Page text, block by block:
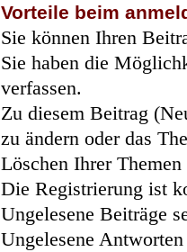
Vorteile beim
Sie können Ihren
Sie haben die
verfassen.
Zu diesem Beitrag
zu ändern oder das
Löschen Ihrer
Die Registrierung ist
Ungelesene Beiträge
Ungelesene